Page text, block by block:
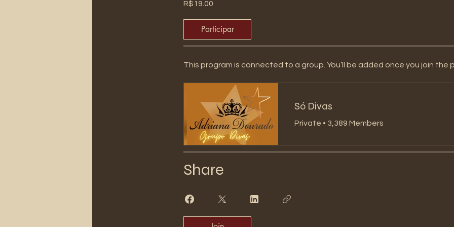
R$19.00
Participar
This program is connected to a group. You’ll be added once you join the
Só Divas
Private • 3,389 Members
Share